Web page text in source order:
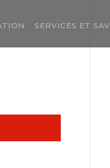
SERVICES ET SAV